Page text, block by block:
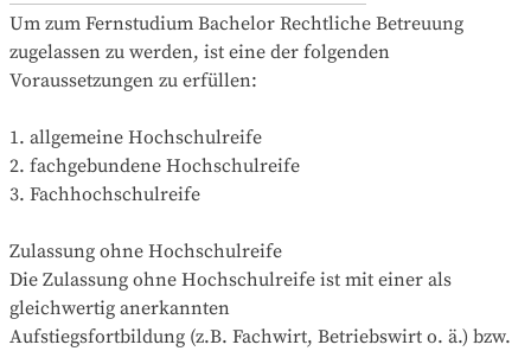
Um zum Fernstudium Bachelor Rechtliche Betreuung
zugelassen zu werden, ist eine der folgenden
Voraussetzungen zu erfüllen:
1. allgemeine Hochschulreife
2. fachgebundene Hochschulreife
3. Fachhochschulreife
Zulassung ohne Hochschulreife
Die Zulassung ohne Hochschulreife ist mit einer als
gleichwertig anerkannten
Aufstiegsfortbildung (z.B. Fachwirt, Betriebswirt o. ä.) bzw.